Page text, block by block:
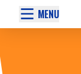
MENU